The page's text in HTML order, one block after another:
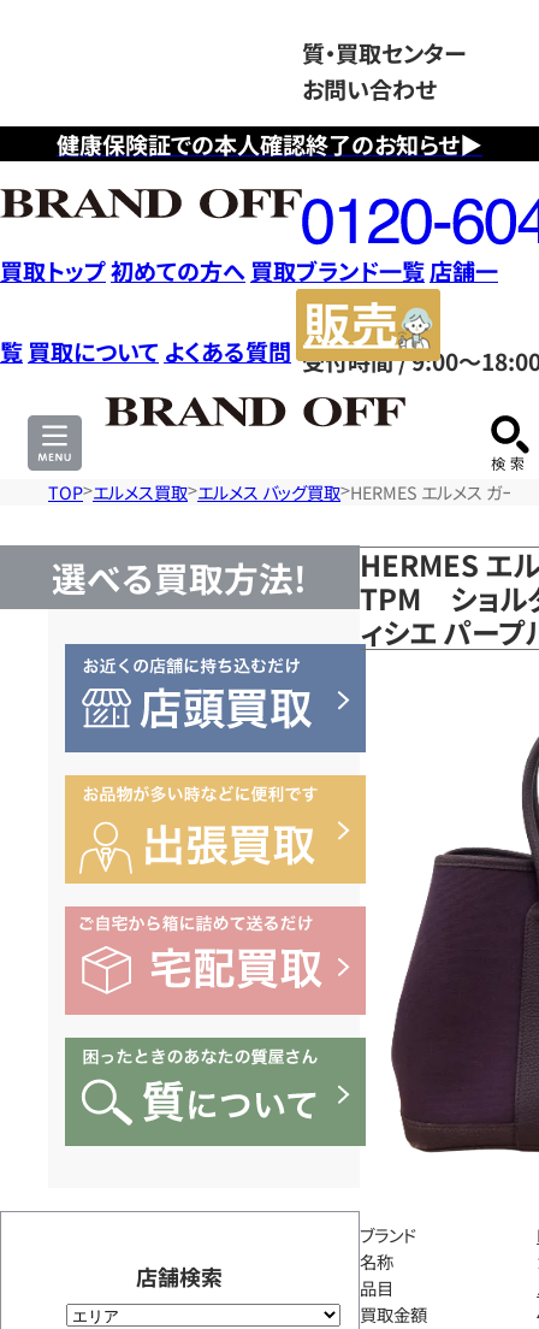
健康保険証での本人確認終了のお知らせ▶
質・買取センター
お問い合わせ
フ
リ
ー
ダ
イ
ヤ
ル
0120604117
受付時間 / 9:00～
買取トップ初めての方へ 買取ブランド一覧店舗一
覧 買取について よくある質問
サ
TOP エルメス買取 エルメス バッグ買取 HERMES エルメス ガー
選べる買取方法!
店舗検索
HERMES エ
TPM ショル
ィシエ パー
ブランド
名称
品目
買取金額